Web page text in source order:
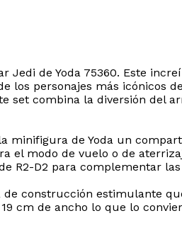
Jedi de Yoda 75360. Este
los personajes más icónicos
set combina la diversión del
minifigura de Yoda un
el modo de vuelo o de
R2-D2 para complementar
construcción estimulante
cm de ancho lo que lo